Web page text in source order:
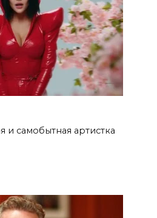
самобытная артистка